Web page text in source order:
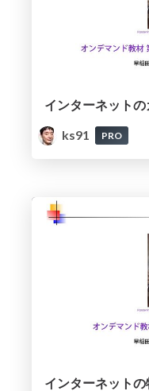
ks91
PRO